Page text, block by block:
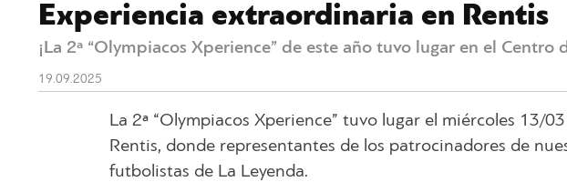
Experiencia extraordinaria en Rentis
¡La 2ª “Olympiacos Xperience” de este año tuvo lugar en el
19.09.2025
La 2ª “Olympiacos Xperience” tuvo lugar el miércoles 13/
Rentis, donde representantes de los patrocinadores de
futbolistas de La Leyenda.